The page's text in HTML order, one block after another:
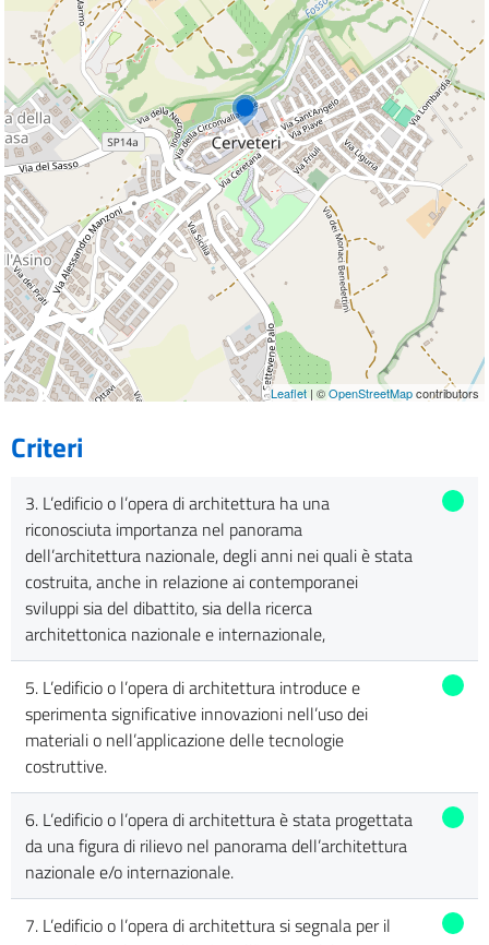
Leaflet| ©OpenStreetMapcontributors
Criteri
3. L’edificio o l’opera di architettura ha una
riconosciuta importanza nel panorama
dell’architettura nazionale, degli anni nei quali è stata
costruita, anche in relazione ai contemporanei
sviluppi sia del dibattito, sia della ricerca
architettonica nazionale e internazionale,
5. L’edificio o l’opera di architettura introduce e
sperimenta significative innovazioni nell’uso dei
materiali o nell’applicazione delle tecnologie
costruttive.
6. L’edificio o l’opera di architettura è stata progettata
da una figura di rilievo nel panorama dell’architettura
nazionale e/o internazionale.
7. L’edificio o l’opera di architettura si segnala per il